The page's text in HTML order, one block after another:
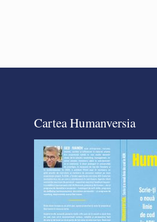
Cartea Humanversia